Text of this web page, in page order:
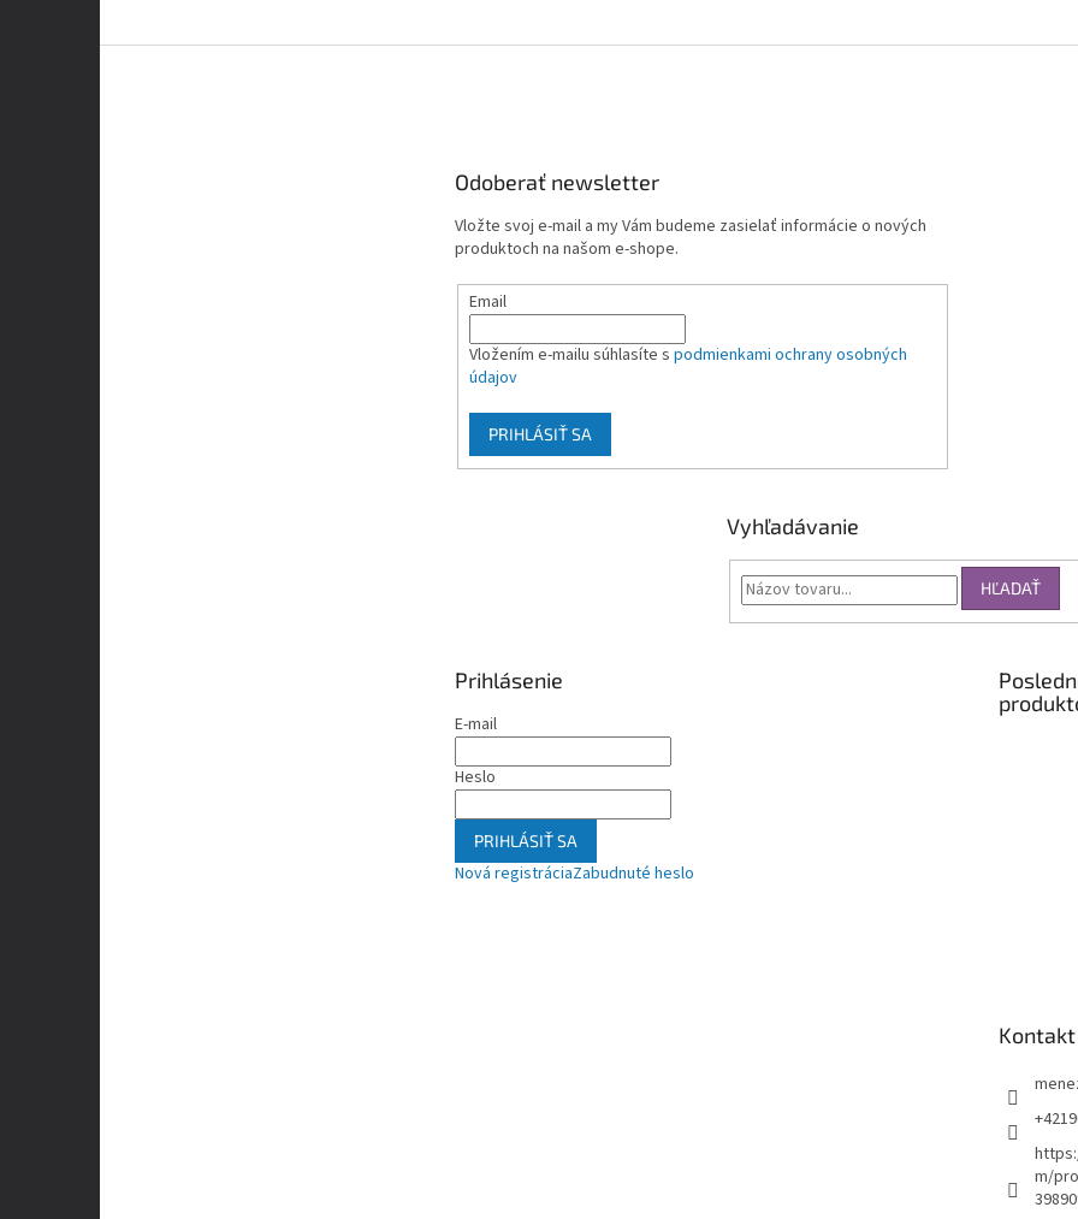
Odoberať newsletter
Vložte svoj e-mail a my Vám budeme zasielať informácie o nových
produktoch na našom e-shope.
Email
Vložením e-mailu súhlasíte s podmienkami ochrany osobných
údajov
PRIHLÁSIŤ SA
Vyhľadávanie
HĽADAŤ
Prihlásenie
E-mail
Heslo
PRIHLÁSIŤ SA
Nová registráciaZabudnuté heslo
Kontakt
m/